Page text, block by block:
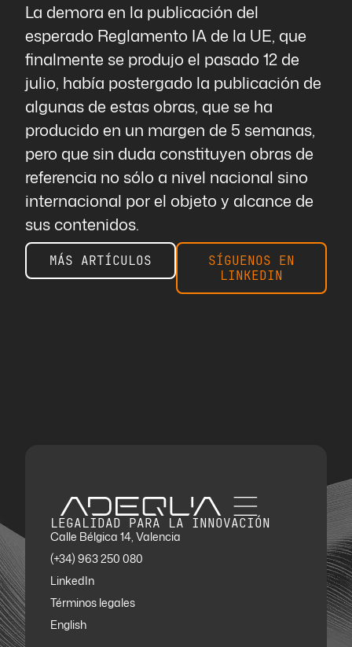
La demora en la publicación del
esperado Reglamento IA de la UE, que
finalmente se produjo el pasado 12 de
julio, había postergado la publicación de
algunas de estas obras, que se ha
producido en un margen de 5 semanas,
pero que sin duda constituyen obras de
referencia no sólo a nivel nacional sino
internacional por el objeto y alcance de
sus contenidos.
MÁS ARTÍCULOS
SÍGUENOS EN
LINKEDIN
LEGALIDAD PARA LA INNOVACIÓN
Calle Bélgica 14, Valencia
(+34) 963 250 080
LinkedIn
Términos legales
English